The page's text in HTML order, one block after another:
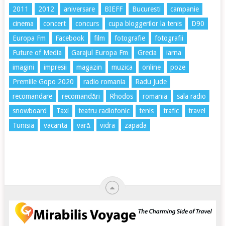
2011 2012 aniversare BIEFF Bucuresti
campanie
cinema
concert concurs cupa bloggerilor la tenis
D90
Europa Fm
Facebook film fotografie
fotografii
Future of Media
Garajul Europa Fm Grecia
iarna
imagini
impresii magazin muzica online
poze
Premiile Gopo 2020
radio romania
Radu Jude
recomandare
recomandări Rhodos romania
sala radio
snowboard
Taxi teatru radiofonic tenis trafic
travel
Tunisia
vacanta vară vidra zapada